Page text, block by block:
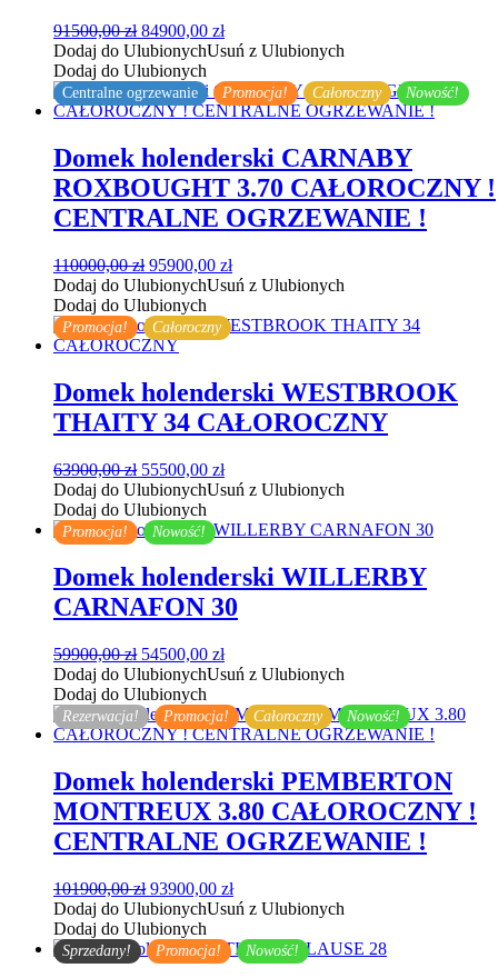
91500,00zł Pierwotna
cena
wynosiła:
91500,00 zł.
84900,00 złAktualna
cena
84900,00 zł.
Dodaj do UlubionychUsuń z Ulubionych
Dodaj do Ulubionych
Centralne ogrzewanie Promocja! Całoroczny Nowość!
Domek holenderski CARNABY
ROXBOUGHT 3.70 CAŁOROCZNY !
CENTRALNE OGRZEWANIE !
110000,00zł Pierwotna
cena
wynosiła:
110000,00 zł.
95900,00 złAktualna
cena
95900,00 zł.
Dodaj do UlubionychUsuń z Ulubionych
Dodaj do Ulubionych
Promocja! Całoroczny
Domek holenderski WESTBROOK
THAITY 34 CAŁOROCZNY
63900,00zł Pierwotna
cena
wynosiła:
63900,00 zł.
55500,00 złAktualna
cena
55500,00 zł.
Dodaj do UlubionychUsuń z Ulubionych
Dodaj do Ulubionych
Promocja! Nowość!
Domek holenderski WILLERBY
CARNAFON 30
59900,00zł Pierwotna
cena
wynosiła:
59900,00 zł.
54500,00 złAktualna
cena
54500,00 zł.
Dodaj do UlubionychUsuń z Ulubionych
Dodaj do Ulubionych
Rezerwacja! Promocja! Całoroczny Nowość!
Domek holenderski PEMBERTON
MONTREUX 3.80 CAŁOROCZNY !
CENTRALNE OGRZEWANIE !
101900,00zł Pierwotna
cena
wynosiła:
101900,00 zł.
93900,00 złAktualna
cena
93900,00 zł.
Dodaj do UlubionychUsuń z Ulubionych
Dodaj do Ulubionych
Sprzedany! Promocja! Nowość!